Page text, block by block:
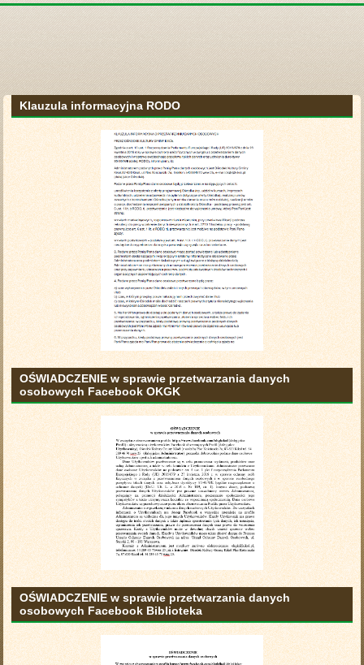
Klauzula informacyjna RODO
OŚWIADCZENIE w sprawie przetwarzania danych
osobowych Facebook OKGK
OŚWIADCZENIE w sprawie przetwarzania danych
osobowych Facebook Biblioteka